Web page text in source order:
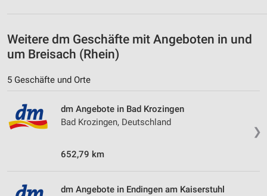
Weitere dm Geschäfte mit Angeboten in und
um Breisach (Rhein)
5 Geschäfte und Orte
❯
dm Angebote in Bad Krozingen
Bad Krozingen, Deutschland
652,79 km
dm Angebote in Endingen am Kaiserstuhl